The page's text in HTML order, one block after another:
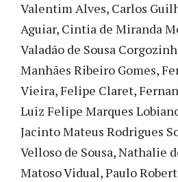
Valentim Alves, Carlos
Aguiar, Cintia de Miranda
Valadão de Sousa
Manhães Ribeiro Gomes,
Vieira, Felipe Claret,
Luiz Felipe Marques
Jacinto Mateus Rodrigues
Velloso de Sousa, Nathalie
Matoso Vidual, Paulo